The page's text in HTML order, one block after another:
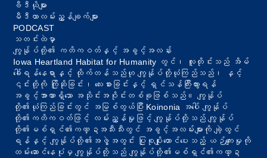
ဗီဒီယိုများ
မီဒီယာလမ်းညွှန်ချက်များ
PODCAST
သတင်းထဲမှာ
ကျွန်ုပ်တို့၏ ကတိကဝတ်နှင့် အခွင့်အလန်း
Iowa Heartland Habitat for Humanity တွင်၊ လူတိုင်းသည် အိမ်
ခေါ်ရန်နေရာနှင့် ထိုက်တန်သည်ဟု ကျွန်ုပ်တို့ယုံကြည်သည်၊ နှင့်
၎င်းတို့ကို ကြိုဆိုခြင်း၊ လေးစားခြင်းနှင့် ရှင်သန်ကြီးထွားရန်
အခွင့်အာဏာရှိသော အသိုင်းအဝိုင်းတစ်ခုဖြစ်သည်။ ကျွန်ုပ်
တို့၏ယုံကြည်ခြင်းတွင် အမြစ်တွယ်ပြီး Koinonia အပေါ် ကျွန်ုပ်
တို့၏ကတိကဝတ်ဖြင့် လမ်းညွှန်မှုဖြင့် ကျွန်ုပ်တို့သည် ကျွန်ုပ်
တို့၏မစ်ရှင်၏ကဏ္ဍအသီးသီးတွင် အခွင့်အလမ်းများကို ချဲ့ထွင်
ရန်နှင့် ကျွန်ုပ်တို့၏အဖွဲ့အတွင်း ပြုစုပျိုးထောင်ပေးသည့် ယဉ်ကျေးမှုကို
ထမ်းဆောင်နေပုံမှ ကျွန်ုပ်တို့သည် ကျွန်ုပ်တို့၏မစ်ရှင်၏ကဏ္ဍ